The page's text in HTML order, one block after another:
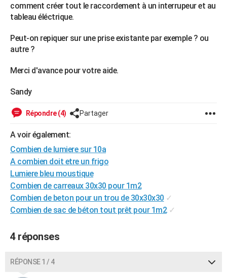
Forum
Aménagement intérieur
Extérieur
Cuisine
Salle de bains
Jardinage
Rangement
WEEK-END
Art de vivre
Bien-être
Loisirs
Mode
Modes de vie
SANTE
Alimentation
Guide de la santé
Maladies
Médicaments
Sommeil
VOYAGE
Destinations
City break
Voyage nature
Voyage de noces
Forum
Climat
+PHOTO
GUIDES D'ACHAT
BONS PLANS
CARTE DE VOEUX
Carte de Noël
Carte Bonne année
Carte Saint-Valentin
Carte Pâques
Carte d'anniversaire
DICTIONNAIRE
PROGRAMME TV
COPAINS D'AVANT
S'inscrire
Se connecter
Lycées
Collèges
Primaires
Universités
Entreprises
Service militaire
Avis de recherche
AVIS DE DÉCÈS
FORUM
comment créer tout le raccordement à un interrupeur et au
tableau éléctrique.
Peut-on repiquer sur une prise existante par exemple ? ou
autre ?
Merci d'avance pour votre aide.
Sandy
Répondre (4) Partager
A voir également:
Combien de lumiere sur 10a
A combien doit etre un frigo
Lumiere bleu moustique
Combien de carreaux 30x30 pour 1m2
Combien de beton pour un trou de 30x30x30 ✓
Combien de sac de béton tout prêt pour 1m2 ✓
4 réponses
RÉPONSE 1 / 4